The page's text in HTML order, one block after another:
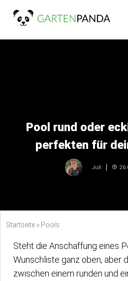
Inhalt
Pool rund oder
perfekten für
Juli
Startseite » Pools
Steht die Anschaffung eines
Wunschliste ganz oben, aber
zwischen einem runden und